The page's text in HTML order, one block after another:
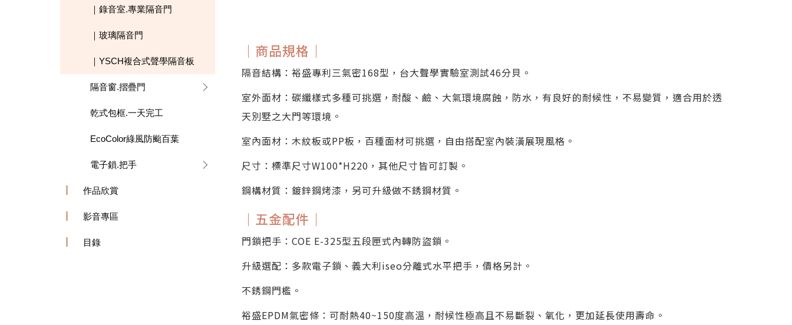
｜錄音室.專業隔音門
｜玻璃隔音門
｜YSCH複合式聲學隔音板
隔音窗.摺疊門
乾式包框.一天完工
EcoColor綠風防颱百葉
電子鎖.把手
作品欣賞
影音專區
目錄
｜商品規格｜
隔音結構：裕盛專利三氣密168型，台大聲學實驗室測試46分貝。
室外面材：碳纖樣式多種可挑選，耐酸、鹼、大氣環境腐蝕，防水，有良好的耐候性，不易變質，適合用於透
天別墅之大門等環境。
室內面材：木紋板或PP板，百種面材可挑選，自由搭配室內裝潢展現風格。
尺寸：標準尺寸W100*H220，其他尺寸皆可訂製。
鋼構材質：鍍鋅鋼烤漆，另可升級做不銹鋼材質。
｜五金配件｜
門鎖把手：COE E-325型五段匣式內轉防盜鎖。
升級選配：多款電子鎖、義大利iseo分離式水平把手，價格另計。
不銹鋼門檻。
裕盛EPDM氣密條：可耐熱40~150度高溫，耐候性極高且不易斷裂、氧化，更加延長使用壽命。